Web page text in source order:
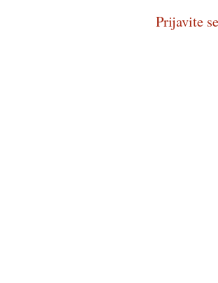
Prijavite